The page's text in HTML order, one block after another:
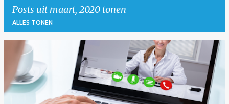
Posts uit maart, 2020 tonen
ALLES TONEN